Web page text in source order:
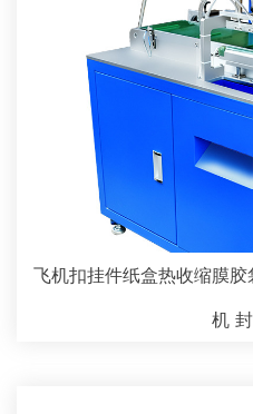
飞机扣挂件纸盒热收缩膜
机